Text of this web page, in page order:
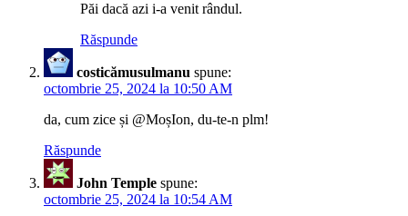
Păi dacă azi i-a venit rândul.
Răspunde
costicămusulmanu spune:
octombrie 25, 2024 la 10:50 AM
da, cum zice și @MoșIon, du-te-n plm!
Răspunde
John Temple spune:
octombrie 25, 2024 la 10:54 AM